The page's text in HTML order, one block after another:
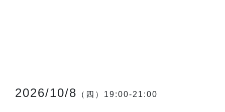
2026/10/8 （四）19:00-21:00